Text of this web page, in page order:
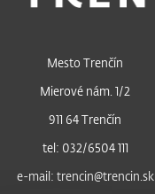
Mesto Trenčín
Mierové nám. 1/2
911 64 Trenčín
tel: 032/6504 111
e-mail: trencin@trencin.sk